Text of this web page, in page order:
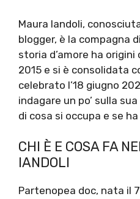
Maura Iandoli,
blogger, è la compagna
storia d’amore ha
2015 e si è consolidata
celebrato l’18 giugno
indagare un po’ sulla
di cosa si occupa e se
CHI È E COSA FA
IANDOLI
Partenopea doc, nata il